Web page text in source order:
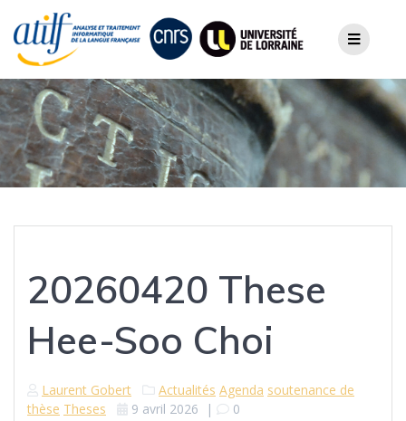
content
20260420 These
Hee-Soo Choi
Laurent Gobert Actualités Agenda soutenance de
thèse Theses 9 avril 2026 | 0